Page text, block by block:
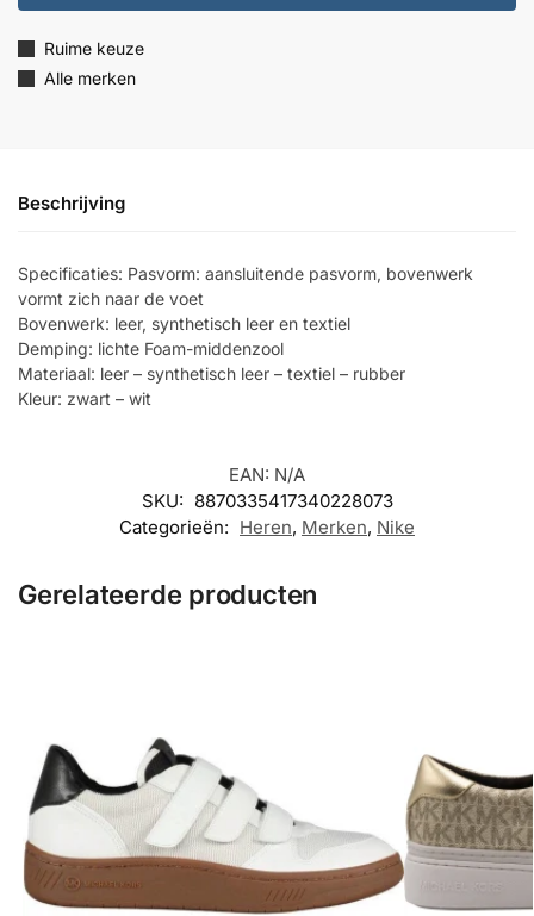
Ruime keuze
Alle merken
Beschrijving
Specificaties: Pasvorm: aansluitende pasvorm, bovenwerk
vormt zich naar de voet
Bovenwerk: leer, synthetisch leer en textiel
Demping: lichte Foam-middenzool
Materiaal: leer – synthetisch leer – textiel – rubber
Kleur: zwart – wit
EAN: N/A
SKU: 8870335417340228073
Categorieën: Heren, Merken, Nike
Gerelateerde producten